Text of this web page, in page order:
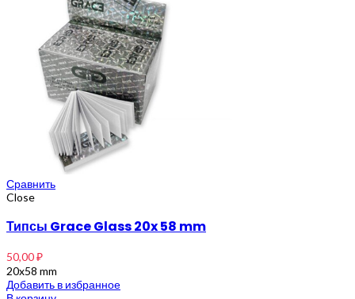
Сравнить
Close
Типсы Grace Glass 20x 58 mm
50,00₽
20x58 mm
Добавить в избранное